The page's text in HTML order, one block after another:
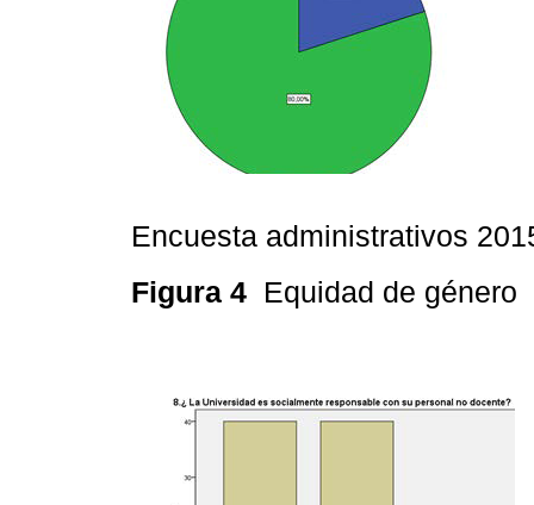
Encuesta administrativos
Figura 4 Equidad de género